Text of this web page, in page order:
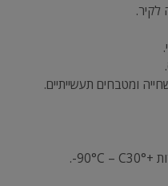
לקיר.
ומטבחים תעשייתיים.
C – C30°-.